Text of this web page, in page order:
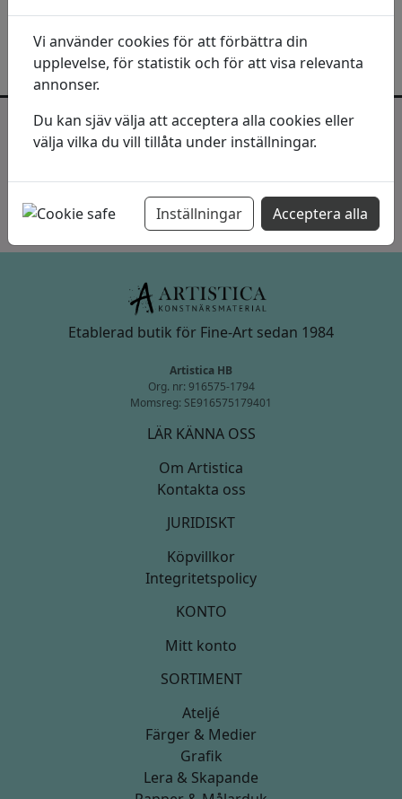
Inspiration och erbjudanden direkt i
Prenumerera >>
Etablerad butik för Fine-Art sedan 1984
Artistica HB
Org. nr: 916575-1794
Momsreg: SE916575179401
LÄR KÄNNA OSS
Om Artistica
Kontakta oss
JURIDISKT
Köpvillkor
Integritetspolicy
KONTO
Mitt konto
SORTIMENT
Ateljé
Färger & Medier
Grafik
Lera & Skapande
Vi använder cookies för att förbättra din
upplevelse, för statistik och för att visa relevanta
annonser.
Du kan sjäv välja att acceptera alla cookies eller
välja vilka du vill tillåta under inställningar.
Inställningar Acceptera alla